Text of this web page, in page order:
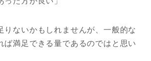
りないかもしれませんが、一般的な
ば満足できる量であるのではと思い